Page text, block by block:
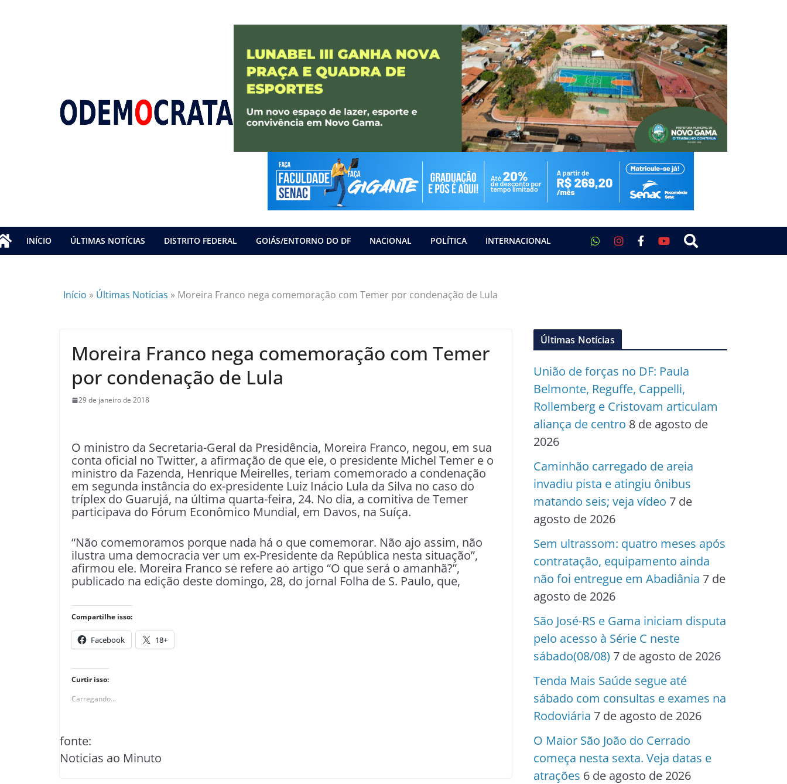
INÍCIO ÚLTIMAS NOTÍCIAS DISTRITO FEDERAL GOIÁS/ENTORNO DO DF NACIONAL POLÍTICA INTERNACIONAL
Início » Últimas Noticias » Moreira Franco nega comemoração com Temer por condenação de Lula
Moreira Franco nega comemoração com Temer
por condenação de Lula
29 de janeiro de 2018
O ministro da Secretaria-Geral da Presidência, Moreira Franco, negou, em sua
conta oficial no Twitter, a afirmação de que ele, o presidente Michel Temer e o
ministro da Fazenda, Henrique Meirelles, teriam comemorado a condenação
em segunda instância do ex-presidente Luiz Inácio Lula da Silva no caso do
tríplex do Guarujá, na última quarta-feira, 24. No dia, a comitiva de Temer
participava do Fórum Econômico Mundial, em Davos, na Suíça.
“Não comemoramos porque nada há o que comemorar. Não ajo assim, não
ilustra uma democracia ver um ex-Presidente da República nesta situação”,
afirmou ele. Moreira Franco se refere ao artigo “O que será o amanhã?”,
publicado na edição deste domingo, 28, do jornal Folha de S. Paulo, que,
Compartilhe isso:
Facebook 18+
Curtir isso:
Carregando...
fonte:
Noticias ao Minuto
Últimas Notícias
União de forças no DF: Paula
Belmonte, Reguffe, Cappelli,
Rollemberg e Cristovam articulam
aliança de centro 8 de agosto de
2026
Caminhão carregado de areia
invadiu pista e atingiu ônibus
matando seis; veja vídeo 7 de
agosto de 2026
Sem ultrassom: quatro meses após
contratação, equipamento ainda
não foi entregue em Abadiânia 7 de
agosto de 2026
São José-RS e Gama iniciam disputa
pelo acesso à Série C neste
sábado(08/08) 7 de agosto de 2026
Tenda Mais Saúde segue até
sábado com consultas e exames na
Rodoviária 7 de agosto de 2026
O Maior São João do Cerrado
começa nesta sexta. Veja datas e
atrações 6 de agosto de 2026